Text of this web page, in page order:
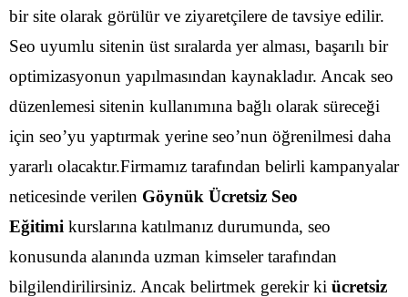
bir site olarak görülür ve ziyaretçilere de tavsiye edilir.
Seo uyumlu sitenin üst sıralarda yer alması, başarılı bir
optimizasyonun yapılmasından kaynakladır. Ancak seo
düzenlemesi sitenin kullanımına bağlı olarak süreceği
için seo’yu yaptırmak yerine seo’nun öğrenilmesi daha
yararlı olacaktır.Firmamız tarafından belirli kampanyalar
neticesinde verilen Göynük Ücretsiz Seo
Eğitimi kurslarına katılmanız durumunda, seo
konusunda alanında uzman kimseler tarafından
bilgilendirilirsiniz. Ancak belirtmek gerekir ki ücretsiz